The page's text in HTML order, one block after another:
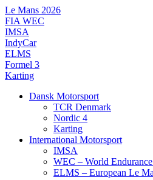
Videre
til
indhold
Le Mans 2026
FIA WEC
IMSA
IndyCar
ELMS
Formel 3
Karting
Dansk Motorsport
TCR Denmark
Nordic 4
Karting
International Motorsport
IMSA
WEC – World
ELMS – European Le